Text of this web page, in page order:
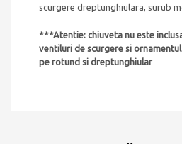
scurgere dreptunghiulara, surub
***Atentie: chiuveta nu este
ventiluri de scurgere si
pe rotund si dreptunghiular